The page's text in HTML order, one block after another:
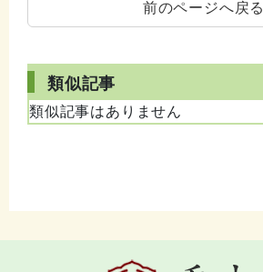
前のページへ戻る
類似記事
類似記事はありません